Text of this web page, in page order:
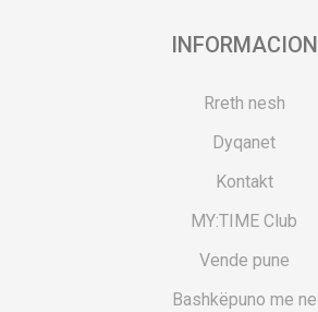
INFORMACION
Rreth nesh
Dyqanet
Kontakt
MY:TIME Club
Vende pune
Bashkëpuno me ne